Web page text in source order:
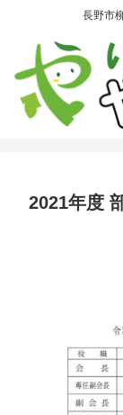
長野市
2021年度